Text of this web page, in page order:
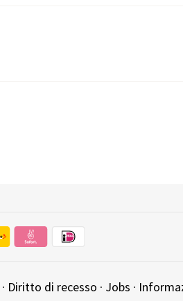
· Diritto di recesso · Jobs ·